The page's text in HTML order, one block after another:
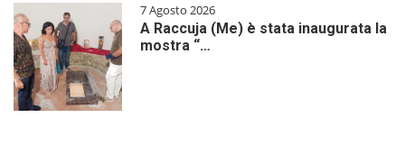
7 Agosto 2026
A Raccuja (Me) è stata inaugurata la
mostra “…